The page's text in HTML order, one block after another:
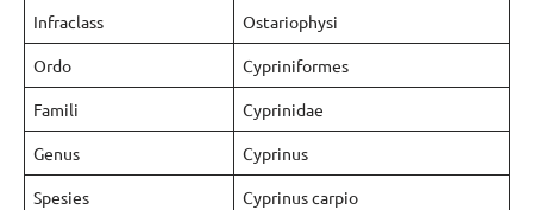
Infraclass Ostariophysi
Ordo Cypriniformes
Famili Cyprinidae
Genus Cyprinus
Spesies Cyprinus carpio